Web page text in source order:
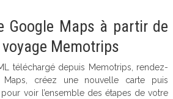
Google Maps à partir de
Memotrips
téléchargé depuis Memotrips, rendez-
créez une nouvelle carte puis
voir l’ensemble des étapes de votre